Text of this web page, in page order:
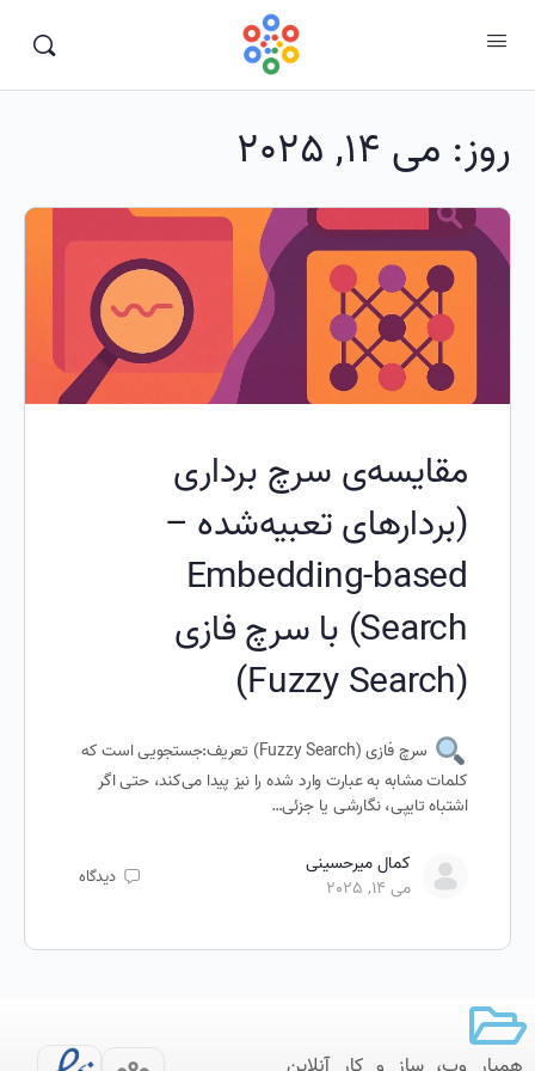
روز: می 14, 2025
مقایسه‌ی سرچ برداری
(بردارهای تعبیه‌شده –
Embedding-based
Search) با سرچ فازی
(Fuzzy Search)
سرچ فازی (Fuzzy Search) تعریف:جستجویی است که
کلمات مشابه به عبارت وارد شده را نیز پیدا می‌کند، حتی اگر
اشتباه تایپی، نگارشی یا جزئی…
کمال میرحسینی
می 14, 2025
دیدگاه